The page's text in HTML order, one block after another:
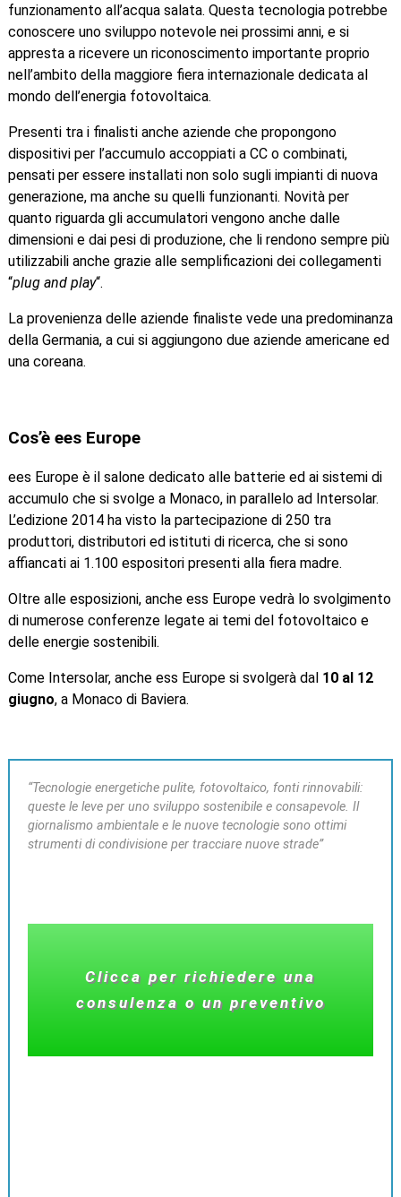
funzionamento all’acqua salata. Questa tecnologia potrebbe
conoscere uno sviluppo notevole nei prossimi anni, e si
appresta a ricevere un riconoscimento importante proprio
nell’ambito della maggiore fiera internazionale dedicata al
mondo dell’energia fotovoltaica.
Presenti tra i finalisti anche aziende che propongono
dispositivi per l’accumulo accoppiati a CC o combinati,
pensati per essere installati non solo sugli impianti di nuova
generazione, ma anche su quelli funzionanti. Novità per
quanto riguarda gli accumulatori vengono anche dalle
dimensioni e dai pesi di produzione, che li rendono sempre più
utilizzabili anche grazie alle semplificazioni dei collegamenti
“plug and play“.
La provenienza delle aziende finaliste vede una predominanza
della Germania, a cui si aggiungono due aziende americane ed
una coreana.
Cos’è ees Europe
ees Europe è il salone dedicato alle batterie ed ai sistemi di
accumulo che si svolge a Monaco, in parallelo ad Intersolar.
L’edizione 2014 ha visto la partecipazione di 250 tra
produttori, distributori ed istituti di ricerca, che si sono
affiancati ai 1.100 espositori presenti alla fiera madre.
Oltre alle esposizioni, anche ess Europe vedrà lo svolgimento
di numerose conferenze legate ai temi del fotovoltaico e
delle energie sostenibili.
Come Intersolar, anche ess Europe si svolgerà dal 10 al 12
giugno, a Monaco di Baviera.
“Tecnologie energetiche pulite, fotovoltaico, fonti rinnovabili:
queste le leve per uno sviluppo sostenibile e consapevole. Il
giornalismo ambientale e le nuove tecnologie sono ottimi
strumenti di condivisione per tracciare nuove strade”
Clicca per richiedere una
consulenza o un preventivo